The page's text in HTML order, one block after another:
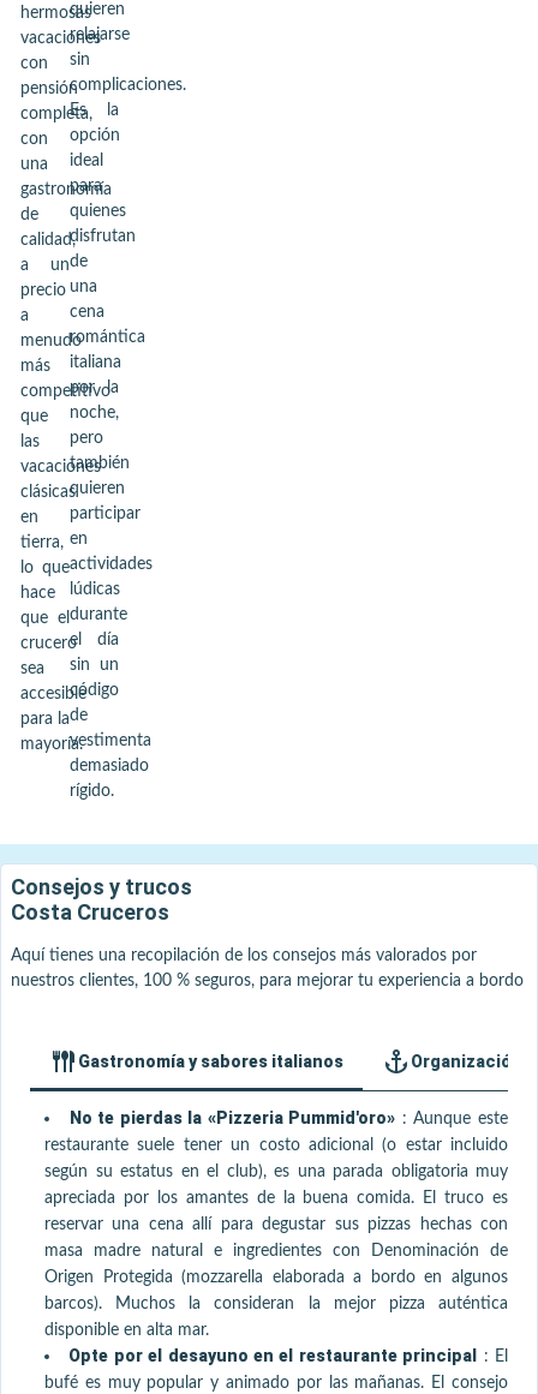
hermosas
vacaciones
con
pensión
completa,
con
una
gastronomía
de
calidad,
a un
precio
a
menudo
más
competitivo
que
las
vacaciones
clásicas
en
tierra,
lo que
hace
que el
crucero
sea
accesible
para la
mayoría.
quieren
relajarse
sin
complicaciones.
Es la
opción
ideal
para
quienes
disfrutan
de
una
cena
romántica
italiana
por la
noche,
pero
también
quieren
participar
en
actividades
lúdicas
durante
el día
sin un
código
de
vestimenta
demasiado
rígido.
Consejos y trucos
Costa Cruceros
Aquí tienes una recopilación de los consejos más valorados por
nuestros clientes, 100 % seguros, para mejorar tu experiencia a bordo
Gastronomía y sabores italianos Organización
No te pierdas la «Pizzeria Pummid'oro» :Aunque este
restaurante suele tener un costo adicional (o estar incluido
según su estatus en el club), es una parada obligatoria muy
apreciada por los amantes de la buena comida. El truco es
reservar una cena allí para degustar sus pizzas hechas con
masa madre natural e ingredientes con Denominación de
Origen Protegida (mozzarella elaborada a bordo en algunos
barcos). Muchos la consideran la mejor pizza auténtica
disponible en alta mar.
Opte por el desayuno en el restaurante principal : El
bufé es muy popular y animado por las mañanas. El consejo